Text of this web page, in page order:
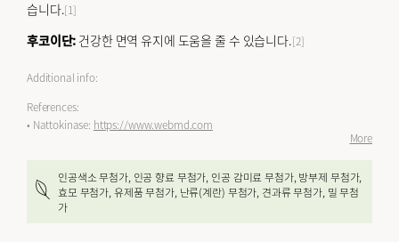
습니다.[1]
후코이단: 건강한 면역 유지에 도움을 줄 수 있습니다.[2]
Additional info:
References:
• Nattokinase: https://www.webmd.com
More
인공색소 무첨가, 인공 향료 무첨가, 인공 감미료 무첨가, 방부제 무첨가,
효모 무첨가, 유제품 무첨가, 난류(계란) 무첨가, 견과류 무첨가, 밀 무첨
가